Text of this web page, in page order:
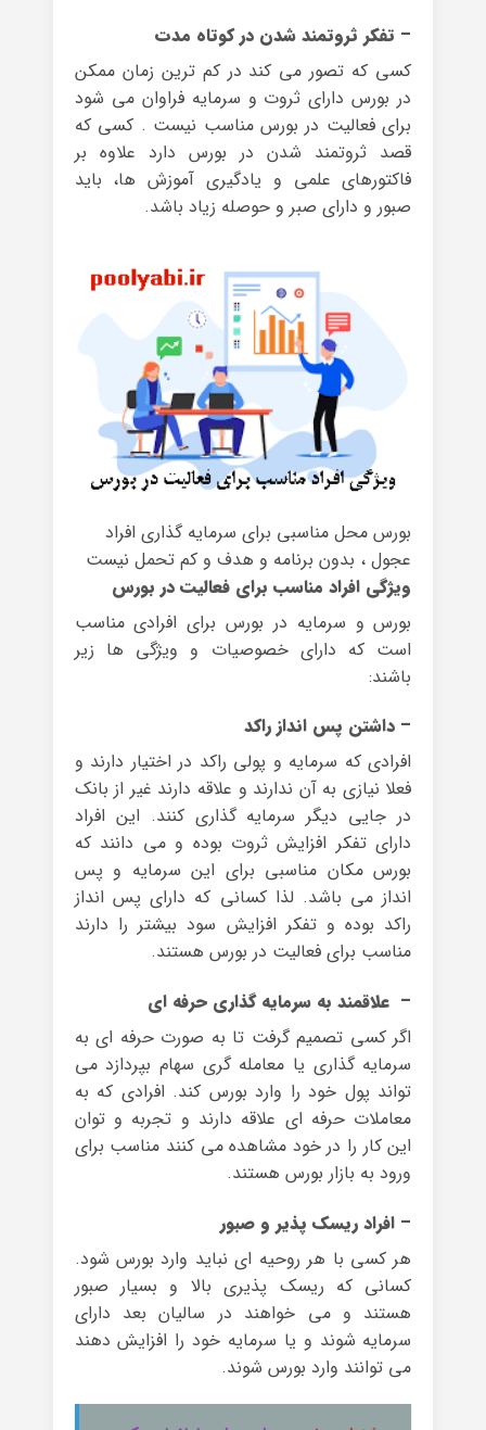
– تفکر ثروتمند شدن در کوتاه مدت
کسی که تصور می کند در کم ترین زمان ممکن
در بورس دارای ثروت و سرمایه فراوان می شود
برای فعالیت در بورس مناسب نیست . کسی که
قصد ثروتمند شدن در بورس دارد علاوه بر
فاکتورهای علمی و یادگیری آموزش ها، باید
صبور و دارای صبر و حوصله زیاد باشد.
بورس محل مناسبی برای سرمایه گذاری افراد
عجول ، بدون برنامه و هدف و کم تحمل نیست
ویژگی افراد مناسب برای فعالیت در بورس
بورس و سرمایه در بورس برای افرادی مناسب
است که دارای خصوصیات و ویژگی ها زیر
باشند:
– داشتن پس انداز راکد
افرادی که سرمایه و پولی راکد در اختیار دارند و
فعلا نیازی به آن ندارند و علاقه دارند غیر از بانک
در جایی دیگر سرمایه گذاری کنند. این افراد
دارای تفکر افزایش ثروت بوده و می دانند که
بورس مکان مناسبی برای این سرمایه و پس
انداز می باشد. لذا کسانی که دارای پس انداز
راکد بوده و تفکر افزایش سود بیشتر را دارند
مناسب برای فعالیت در بورس هستند.
– علاقمند به سرمایه گذاری حرفه ای
اگر کسی تصمیم گرفت تا به صورت حرفه ای به
سرمایه گذاری یا معامله گری سهام بپردازد می
تواند پول خود را وارد بورس کند. افرادی که به
معاملات حرفه ای علاقه دارند و تجربه و توان
این کار را در خود مشاهده می کنند مناسب برای
ورود به بازار بورس هستند.
– افراد ریسک پذیر و صبور
هر کسی با هر روحیه ای نباید وارد بورس شود.
کسانی که ریسک پذیری بالا و بسیار صبور
هستند و می خواهند در سالیان بعد دارای
سرمایه شوند و یا سرمایه خود را افزایش دهند
می توانند وارد بورس شوند.